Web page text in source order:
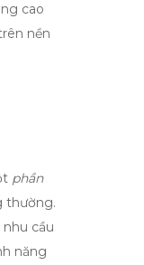
cao
nền
phần
cầu
năng